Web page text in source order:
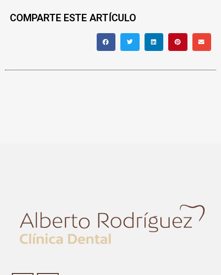
COMPARTE ESTE ARTÍCULO
UTILIZADO PARA TRATAR LA DISFUNCIÓN
ERÉCTIL, TIENE VARIAS ADVERTENCIAS
ANTES DE SU CONSUMO. PRIMERO, ES
QUE PUEDEN REQUERIR ATENCIÓN MÉDICA
URGENTE. ADEMÁS, KAMAGRA ORAL JELLY
PUEDE INTERACTUAR NEGATIVAMENTE
CON OTROS MEDICAMENTOS,
ESPECIALMENTE AQUELLOS QUE